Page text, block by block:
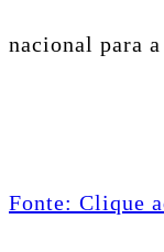
nacional para
Fonte: Clique